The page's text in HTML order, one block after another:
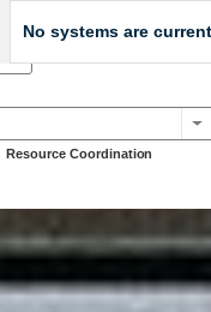
Resource Coordination
No systems are